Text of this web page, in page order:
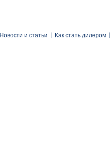
Новости и статьи Как стать дилером